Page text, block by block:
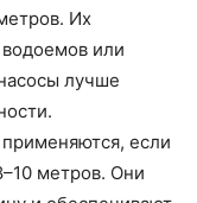
Их
или
лучше
применяются, если
метров. Они